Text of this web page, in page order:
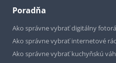
Poradňa
Ako správne vybrať digitálny
Ako správne vybrať internetové
Ako správne vybrať kuchyňskú